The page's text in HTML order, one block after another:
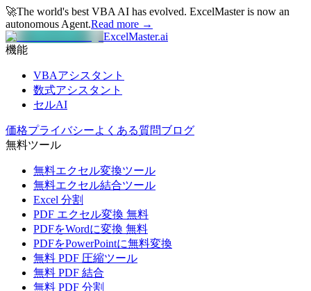
🚀The world's best VBA AI has evolved. ExcelMaster is now an
autonomous Agent.Read more →
ExcelMaster.ai
機能
VBAアシスタント
数式アシスタント
セルAI
価格プライバシーよくある質問ブログ
無料ツール
無料エクセル変換ツール
無料エクセル結合ツール
Excel 分割
PDF エクセル変換 無料
PDFをWordに変換 無料
PDFをPowerPointに無料変換
無料 PDF 圧縮ツール
無料 PDF 結合
無料 PDF 分割